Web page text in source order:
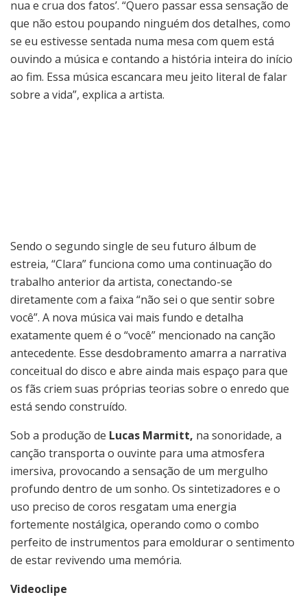
nua e crua dos fatos’. “Quero passar essa sensação de
que não estou poupando ninguém dos detalhes, como
se eu estivesse sentada numa mesa com quem está
ouvindo a música e contando a história inteira do início
ao fim. Essa música escancara meu jeito literal de falar
sobre a vida”, explica a artista.
Sendo o segundo single de seu futuro álbum de
estreia, “Clara” funciona como uma continuação do
trabalho anterior da artista, conectando-se
diretamente com a faixa “não sei o que sentir sobre
você”. A nova música vai mais fundo e detalha
exatamente quem é o “você” mencionado na canção
antecedente. Esse desdobramento amarra a narrativa
conceitual do disco e abre ainda mais espaço para que
os fãs criem suas próprias teorias sobre o enredo que
está sendo construído.
Sob a produção de Lucas Marmitt, na sonoridade, a
canção transporta o ouvinte para uma atmosfera
imersiva, provocando a sensação de um mergulho
profundo dentro de um sonho. Os sintetizadores e o
uso preciso de coros resgatam uma energia
fortemente nostálgica, operando como o combo
perfeito de instrumentos para emoldurar o sentimento
de estar revivendo uma memória.
Videoclipe